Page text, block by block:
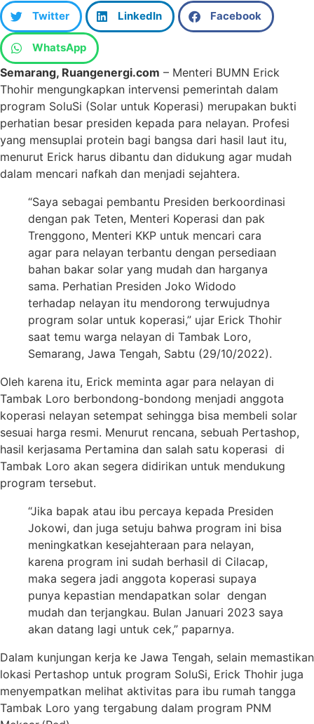
Twitter LinkedIn Facebook
WhatsApp
Semarang, Ruangenergi.com – Menteri BUMN Erick
Thohir mengungkapkan intervensi pemerintah dalam
program SoluSi (Solar untuk Koperasi) merupakan bukti
perhatian besar presiden kepada para nelayan. Profesi
yang mensuplai protein bagi bangsa dari hasil laut itu,
menurut Erick harus dibantu dan didukung agar mudah
dalam mencari nafkah dan menjadi sejahtera.
“Saya sebagai pembantu Presiden berkoordinasi
dengan pak Teten, Menteri Koperasi dan pak
Trenggono, Menteri KKP untuk mencari cara
agar para nelayan terbantu dengan persediaan
bahan bakar solar yang mudah dan harganya
sama. Perhatian Presiden Joko Widodo
terhadap nelayan itu mendorong terwujudnya
program solar untuk koperasi,” ujar Erick Thohir
saat temu warga nelayan di Tambak Loro,
Semarang, Jawa Tengah, Sabtu (29/10/2022).
Oleh karena itu, Erick meminta agar para nelayan di
Tambak Loro berbondong-bondong menjadi anggota
koperasi nelayan setempat sehingga bisa membeli solar
sesuai harga resmi. Menurut rencana, sebuah Pertashop,
hasil kerjasama Pertamina dan salah satu koperasi di
Tambak Loro akan segera didirikan untuk mendukung
program tersebut.
“Jika bapak atau ibu percaya kepada Presiden
Jokowi, dan juga setuju bahwa program ini bisa
meningkatkan kesejahteraan para nelayan,
karena program ini sudah berhasil di Cilacap,
maka segera jadi anggota koperasi supaya
punya kepastian mendapatkan solar dengan
mudah dan terjangkau. Bulan Januari 2023 saya
akan datang lagi untuk cek,” paparnya.
Dalam kunjungan kerja ke Jawa Tengah, selain memastikan
lokasi Pertashop untuk program SoluSi, Erick Thohir juga
menyempatkan melihat aktivitas para ibu rumah tangga
Tambak Loro yang tergabung dalam program PNM